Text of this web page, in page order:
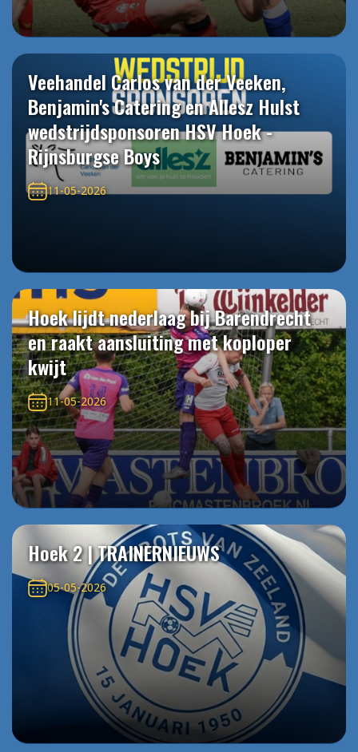
Veehandel Carlos van der Veeken,
Benjamin's Catering en Allesz Hulst
wedstrijdsponsoren HSV Hoek -
Rijnsburgse Boys
11-05-2026
Hoek lijdt nederlaag bij Barendrecht
en raakt aansluiting met koploper
kwijt
11-05-2026
Hoek 2 | TRAINERNIEUWS
05-05-2026